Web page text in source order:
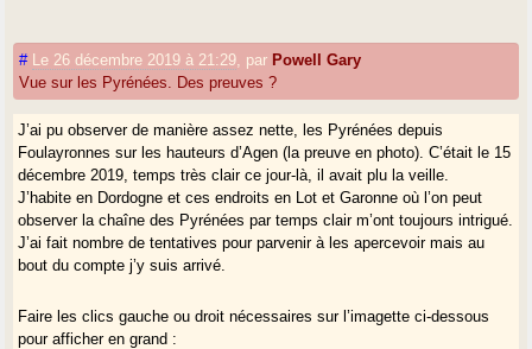
# Le 26 décembre 2019 à 21:29 par Powell Gary
Vue sur les Pyrénées. Des preuves ?
J’ai pu observer de manière assez nette, les Pyrénées depuis
Foulayronnes sur les hauteurs d’Agen (la preuve en photo). C’était le 15
décembre 2019, temps très clair ce jour-là, il avait plu la veille.
J’habite en Dordogne et ces endroits en Lot et Garonne où l’on peut
observer la chaîne des Pyrénées par temps clair m’ont toujours intrigué.
J’ai fait nombre de tentatives pour parvenir à les apercevoir mais au
bout du compte j’y suis arrivé.
Faire les clics gauche ou droit nécessaires sur l’imagette ci-dessous
pour afficher en grand :